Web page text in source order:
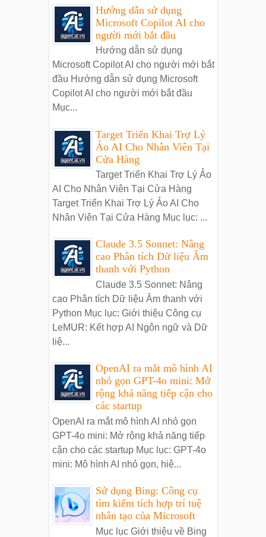
Hướng dẫn sử dụng
Microsoft Copilot AI cho
người mới bắt đầu
Hướng dẫn sử dụng
Microsoft Copilot AI cho người mới bắt
đầu Hướng dẫn sử dụng Microsoft
Copilot AI cho người mới bắt đầu
Mục...
Target Triển Khai Trợ Lý
Ảo AI Cho Nhân Viên Tại
Cửa Hàng
Target Triển Khai Trợ Lý Ảo
AI Cho Nhân Viên Tại Cửa Hàng
Target Triển Khai Trợ Lý Ảo AI Cho
Nhân Viên Tại Cửa Hàng Mục lục: ...
Claude 3.5 Sonnet: Nâng
cao Phân tích Dữ liệu Âm
thanh với Python
Claude 3.5 Sonnet: Nâng
cao Phân tích Dữ liệu Âm thanh với
Python Mục lục: Giới thiệu Công cụ
LeMUR: Kết hợp AI Ngôn ngữ và Dữ
liệ...
OpenAI ra mắt mô hình AI
nhỏ gọn GPT-4o mini: Mở
rộng khả năng tiếp cận cho
các startup
OpenAI ra mắt mô hình AI nhỏ gọn
GPT-4o mini: Mở rộng khả năng tiếp
cận cho các startup Mục lục: GPT-4o
mini: Mô hình AI nhỏ gọn, hiệ...
Sử dụng Bing: Công cụ
tìm kiếm tích hợp trí tuệ
nhân tạo của Microsoft
Mục lục Giới thiệu về Bing